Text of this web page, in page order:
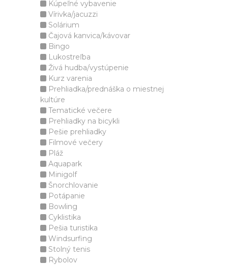
Kúpeľné vybavenie
Vírivka/jacuzzi
Solárium
Čajová kanvica/kávovar
Bingo
Lukostreľba
Živá hudba/vystúpenie
Kurz varenia
Prehliadka/prednáška o miestnej
kultúre
Tematické večere
Prehliadky na bicykli
Pešie prehliadky
Filmové večery
Pláž
Aquapark
Minigolf
Šnorchlovanie
Potápanie
Bowling
Cyklistika
Pešia turistika
Windsurfing
Stolný tenis
Rybolov